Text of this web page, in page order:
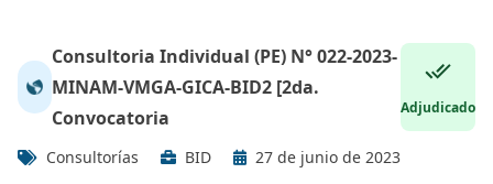
Consultoria Individual (PE) N° 022-2023-
MINAM-VMGA-GICA-BID2 [2da.
Convocatoria
Adjudicado
Consultorías BID 27 de junio de 2023